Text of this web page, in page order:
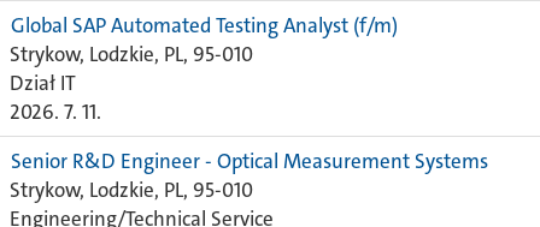
Global SAP Automated Testing Analyst (f/m)
Strykow, Lodzkie, PL, 95-010
Dział IT
2026. 7. 11.
Senior R&D Engineer - Optical Measurement Systems
Strykow, Lodzkie, PL, 95-010
Engineering/Technical Service